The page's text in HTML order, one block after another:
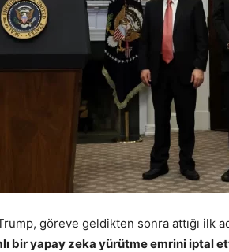
göreve geldikten sonra attığı ilk
bir yapay zeka yürütme emrini iptal